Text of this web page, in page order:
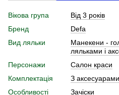
Вікова група
Від 3 років
Бренд
Defa
Вид ляльки
Манекени -
ляльками і
Персонажи
Салон краси
Комплектація
З аксесуарами
Особливості
Зачіски